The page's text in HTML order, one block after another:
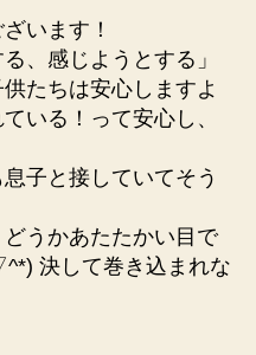
います！
、感じようとする」
たちは安心しますよ
いる！って安心し、
子と接していてそう
うかあたたかい目で
決して巻き込まれな